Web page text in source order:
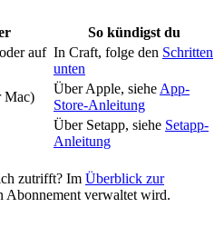
So kündigst du
auf In Craft, folge den Schritten
unten
Mac)
Über Apple, siehe App-
Store-Anleitung
Über Setapp, siehe Setapp-
Anleitung
zutrifft? Im Überblick zur
Abonnement verwaltet wird.